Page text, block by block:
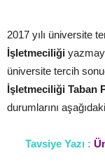
2017 yılı üniversite
İşletmeciliği
üniversite tercih
İşletmeciliği Taban
durumlarını
Tavsiye Yazı :